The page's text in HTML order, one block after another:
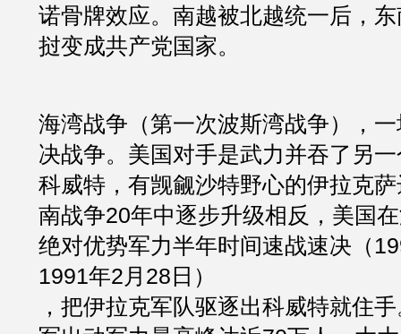
诺骨牌效应。南越被北越统一后，
挝变成共产党国家。
海湾战争（第一次波斯湾战争），
决战争。美国对手是武力并吞了另
科威特，有觊觎沙特野心的伊拉克
南战争20年中逐步升级相反，美国
绝对优势军力半年时间速战速决（
1991年2月28日）
，把伊拉克军队驱逐出科威特就住